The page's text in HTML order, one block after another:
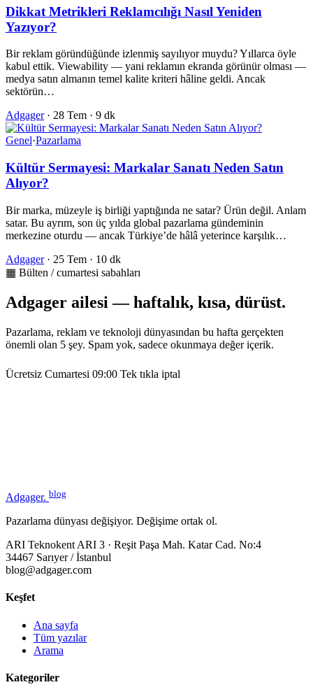
Dikkat Metrikleri Reklamcılığı Nasıl Yeniden
Yazıyor?
Bir reklam göründüğünde izlenmiş sayılıyor muydu? Yıllarca öyle
kabul ettik. Viewability — yani reklamın ekranda görünür olması —
medya satın almanın temel kalite kriteri hâline geldi. Ancak
sektörün…
Adgager · 28 Tem · 9 dk
Genel·Pazarlama
Kültür Sermayesi: Markalar Sanatı Neden Satın
Alıyor?
Bir marka, müzeyle iş birliği yaptığında ne satar? Ürün değil. Anlam
satar. Bu ayrım, son üç yılda global pazarlama gündeminin
merkezine oturdu — ancak Türkiye’de hâlâ yeterince karşılık…
Adgager · 25 Tem · 10 dk
▦ Bülten / cumartesi sabahları
Adgager ailesi — haftalık, kısa, dürüst.
Pazarlama, reklam ve teknoloji dünyasından bu hafta gerçekten
önemli olan 5 şey. Spam yok, sadece okunmaya değer içerik.
Ücretsiz Cumartesi 09:00 Tek tıkla iptal
Adgager. blog
Pazarlama dünyası değişiyor. Değişime ortak ol.
ARI Teknokent ARI 3 · Reşit Paşa Mah. Katar Cad. No:4
34467 Sarıyer / İstanbul
blog@adgager.com
Keşfet
Ana sayfa
Tüm yazılar
Arama
Kategoriler